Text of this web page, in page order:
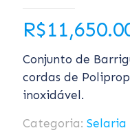
R$
Conjunto de
cordas de
inoxidável.
Categoria: